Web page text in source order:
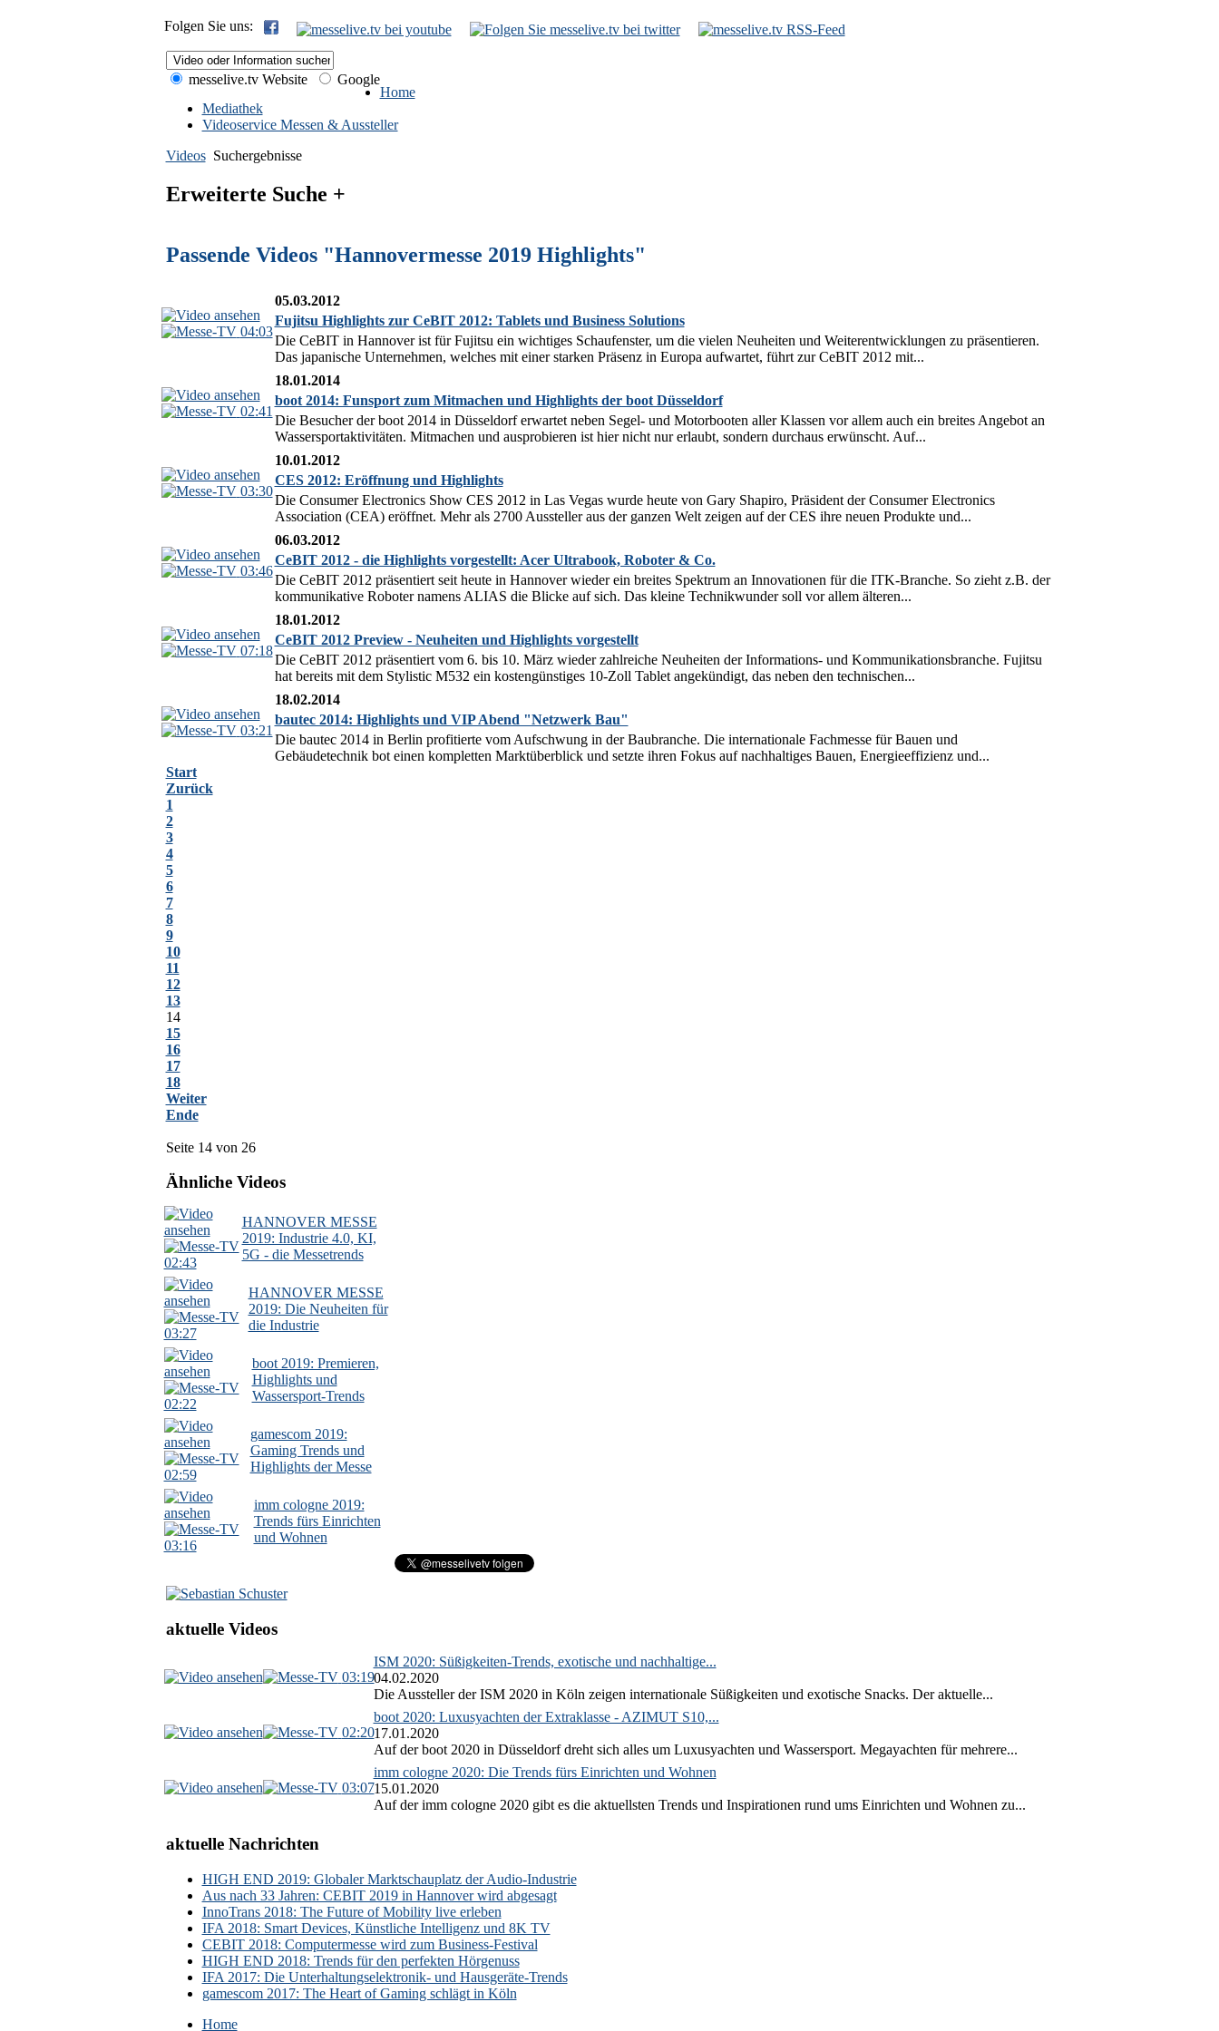
Folgen Sie uns:
messelive.tv Website
Google
Home
Mediathek
Videoservice Messen & Aussteller
Videos Suchergebnisse
Erweiterte Suche +
Passende Videos "Hannovermesse 2019 Highlights"
04:03
05.03.2012
Fujitsu Highlights zur CeBIT 2012: Tablets und Business Solutions
Die CeBIT in Hannover ist für Fujitsu ein wichtiges Schaufenster, um die vielen Neuheiten und Weiterentwicklungen zu präsentieren.
Das japanische Unternehmen, welches mit einer starken Präsenz in Europa aufwartet, führt zur CeBIT 2012 mit...
02:41
18.01.2014
boot 2014: Funsport zum Mitmachen und Highlights der boot Düsseldorf
Die Besucher der boot 2014 in Düsseldorf erwartet neben Segel- und Motorbooten aller Klassen vor allem auch ein breites Angebot an
Wassersportaktivitäten. Mitmachen und ausprobieren ist hier nicht nur erlaubt, sondern durchaus erwünscht. Auf...
03:30
10.01.2012
CES 2012: Eröffnung und Highlights
Die Consumer Electronics Show CES 2012 in Las Vegas wurde heute von Gary Shapiro, Präsident der Consumer Electronics
Association (CEA) eröffnet. Mehr als 2700 Aussteller aus der ganzen Welt zeigen auf der CES ihre neuen Produkte und...
03:46
06.03.2012
CeBIT 2012 - die Highlights vorgestellt: Acer Ultrabook, Roboter & Co.
Die CeBIT 2012 präsentiert seit heute in Hannover wieder ein breites Spektrum an Innovationen für die ITK-Branche. So zieht z.B. der
kommunikative Roboter namens ALIAS die Blicke auf sich. Das kleine Technikwunder soll vor allem älteren...
07:18
18.01.2012
CeBIT 2012 Preview - Neuheiten und Highlights vorgestellt
Die CeBIT 2012 präsentiert vom 6. bis 10. März wieder zahlreiche Neuheiten der Informations- und Kommunikationsbranche. Fujitsu
hat bereits mit dem Stylistic M532 ein kostengünstiges 10-Zoll Tablet angekündigt, das neben den technischen...
03:21
18.02.2014
bautec 2014: Highlights und VIP Abend "Netzwerk Bau"
Die bautec 2014 in Berlin profitierte vom Aufschwung in der Baubranche. Die internationale Fachmesse für Bauen und
Gebäudetechnik bot einen kompletten Marktüberblick und setzte ihren Fokus auf nachhaltiges Bauen, Energieeffizienz und...
Start
Zurück
1
2
3
4
5
6
7
8
9
10
11
12
13
14
15
16
17
18
Weiter
Ende
Seite 14 von 26
Ähnliche Videos
02:43
HANNOVER MESSE
2019: Industrie 4.0, KI,
5G - die Messetrends
03:27
HANNOVER MESSE
2019: Die Neuheiten für
die Industrie
02:22
boot 2019: Premieren,
Highlights und
Wassersport-Trends
02:59
gamescom 2019:
Gaming Trends und
Highlights der Messe
03:16
imm cologne 2019:
Trends fürs Einrichten
und Wohnen
aktuelle Videos
03:19
ISM 2020: Süßigkeiten-Trends, exotische und nachhaltige...
04.02.2020
Die Aussteller der ISM 2020 in Köln zeigen internationale Süßigkeiten und exotische Snacks. Der aktuelle...
02:20
boot 2020: Luxusyachten der Extraklasse - AZIMUT S10,...
17.01.2020
Auf der boot 2020 in Düsseldorf dreht sich alles um Luxusyachten und Wassersport. Megayachten für mehrere...
03:07
imm cologne 2020: Die Trends fürs Einrichten und Wohnen
15.01.2020
Auf der imm cologne 2020 gibt es die aktuellsten Trends und Inspirationen rund ums Einrichten und Wohnen zu...
aktuelle Nachrichten
HIGH END 2019: Globaler Marktschauplatz der Audio-Industrie
Aus nach 33 Jahren: CEBIT 2019 in Hannover wird abgesagt
InnoTrans 2018: The Future of Mobility live erleben
IFA 2018: Smart Devices, Künstliche Intelligenz und 8K TV
CEBIT 2018: Computermesse wird zum Business-Festival
HIGH END 2018: Trends für den perfekten Hörgenuss
IFA 2017: Die Unterhaltungselektronik- und Hausgeräte-Trends
gamescom 2017: The Heart of Gaming schlägt in Köln
Home